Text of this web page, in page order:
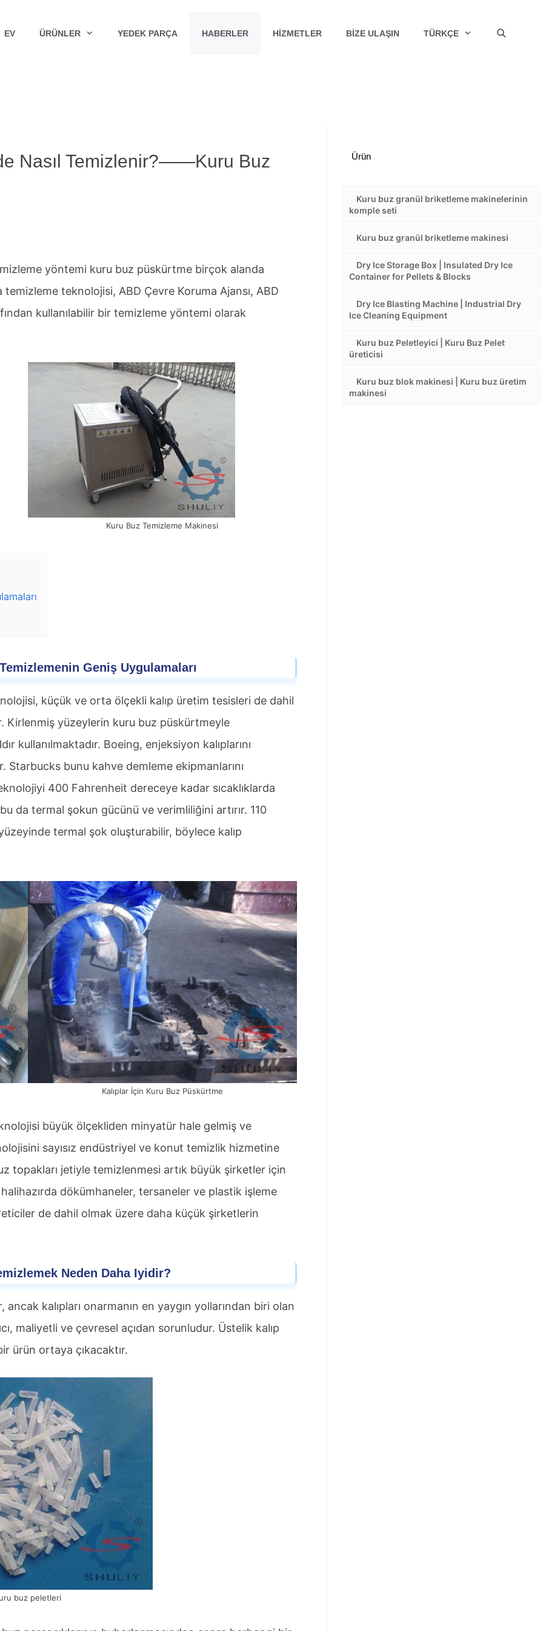
EV ÜRÜNLER YEDEK PARÇA HABERLER HIZMETLER BIZE ULAŞIN TÜRKÇE
Nasıl Temizlenir?——Kuru Buz
yöntemi kuru buz püskürtme birçok alanda
teknolojisi, ABD Çevre Koruma Ajansı, ABD
kullanılabilir bir temizleme yöntemi olarak
Kuru Buz Temizleme Makinesi
Geniş Uygulamaları
küçük ve orta ölçekli kalıp üretim tesisleri de dahil
Kirlenmiş yüzeylerin kuru buz püskürtmeyle
kullanılmaktadır. Boeing, enjeksiyon kalıplarını
bunu kahve demleme ekipmanlarını
400 Fahrenheit dereceye kadar sıcaklıklarda
da termal şokun gücünü ve verimliliğini artırır. 110
termal şok oluşturabilir, böylece kalıp
Kalıplar İçin Kuru Buz Püskürtme
büyük ölçekliden minyatür hale gelmiş ve
sayısız endüstriyel ve konut temizlik hizmetine
topakları jetiyle temizlenmesi artık büyük şirketler için
dökümhaneler, tersaneler ve plastik işleme
de dahil olmak üzere daha küçük şirketlerin
Neden Daha Iyidir?
kalıpları onarmanın en yaygın yollarından biri olan
maliyetli ve çevresel açıdan sorunludur. Üstelik kalıp
ürün ortaya çıkacaktır.
buz peletleri
Ürün
Kuru buz granül briketleme makinelerinin
komple seti
Kuru buz granül briketleme makinesi
Dry Ice Storage Box | Insulated Dry Ice
Container for Pellets & Blocks
Dry Ice Blasting Machine | Industrial Dry
Ice Cleaning Equipment
Kuru buz Peletleyici | Kuru Buz Pelet
üreticisi
Kuru buz blok makinesi | Kuru buz üretim
makinesi